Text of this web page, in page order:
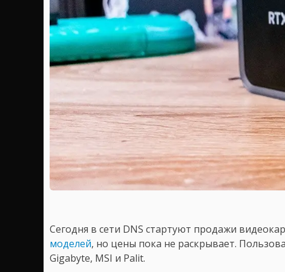
Сегодня в сети DNS стартуют продажи
моделей, но цены пока не раскрывает.
Gigabyte, MSI и Palit.